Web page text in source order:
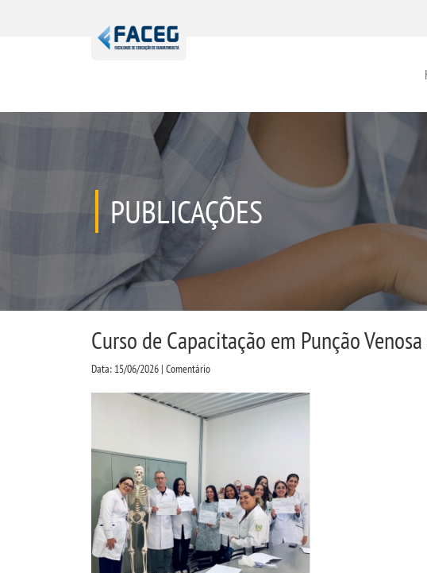
PUBLICAÇÕES
Curso de Capacitação em Punção
Data: 15/06/2026 | Comentário